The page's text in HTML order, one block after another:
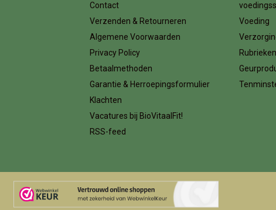
Contact
Verzenden & Retourneren
Algemene Voorwaarden
Privacy Policy
Betaalmethoden
Garantie & Herroepingsformulier
Klachten
Vacatures bij BioVitaalFit!
RSS-feed
Voeding
Rubrieken